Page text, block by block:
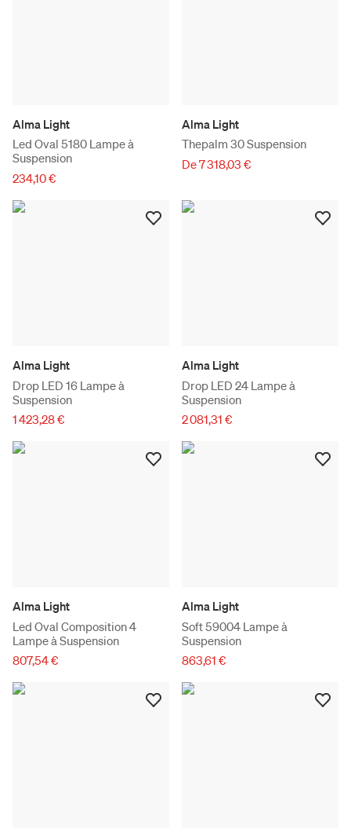
Alma Light
Led Oval 5180 Lampe à
Suspension
234,10 €
Alma Light
Thepalm 30 Suspension
De 7 318,03 €
Alma Light
Drop LED 16 Lampe à
Suspension
1 423,28 €
Alma Light
Drop LED 24 Lampe à
Suspension
2 081,31 €
Alma Light
Led Oval Composition 4
Lampe à Suspension
807,54 €
Alma Light
Soft 59004 Lampe à
Suspension
863,61 €